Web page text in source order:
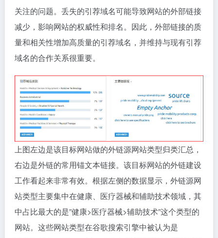
pridemobility.com的数量，每个网站只计算一次。反向
链接数量表示所有外部网站上指向pridemobility.com的
链接总数。需要注意的是，在引荐域名数量和反向链接
数量中，绿色数字表示近期新增的数量，红色数字表示
引荐域名数量中丢失数量高于新增数量，这是一个需要
关注的问题。丢失的引荐域名可能导致网站的外部链接
减少，影响网站的权威性和排名。因此，外部链接的质
量和相关性增加高质量的引荐域名，并维持与现有引荐
域名的合作关系很重要。